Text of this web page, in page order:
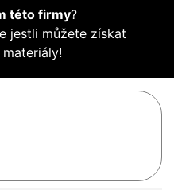
této firmy?
jestli můžete získat